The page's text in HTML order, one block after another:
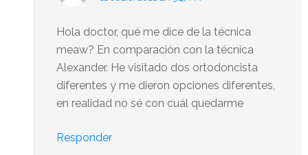
Hola doctor, qué me dice de la técnica
meaw? En comparación con la técnica
Alexander. He visitado dos ortodoncista
diferentes y me dieron opciones diferentes,
en realidad no sé con cuál quedarme
Responder